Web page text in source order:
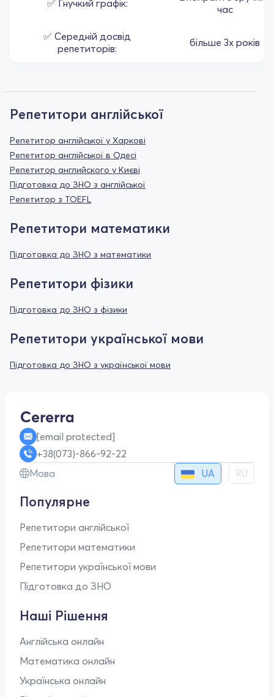
✅ Гнучкий графік:
час
✅ Середній досвід
репетиторів:
більше 3х років
Репетитори англійської
Репетитор англійської у Харкові
Репетитор англійської в Одесі
Репетитор английского у Києві
Підготовка до ЗНО з англійської
Репетитор з TOEFL
Репетитори математики
Підготовка до ЗНО з математики
Репетитори фізики
Підготовка до ЗНО з фізики
Репетитори української мови
Підготовка до ЗНО з української мови
[email protected]
+38(073)-866-92-22
Мова
UA RU
Популярне
Репетитори англійської
Репетитори математики
Репетитори української мови
Підготовка до ЗНО
Наші Рішення
Англійська онлайн
Математика онлайн
Українська онлайн